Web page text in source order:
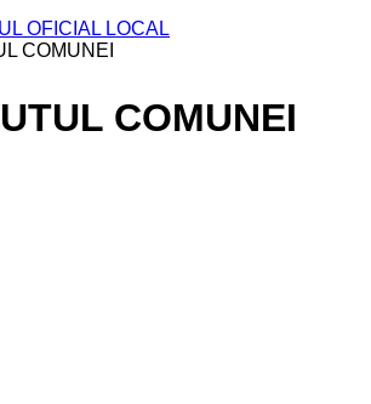
OFICIAL LOCAL
COMUNEI
COMUNEI